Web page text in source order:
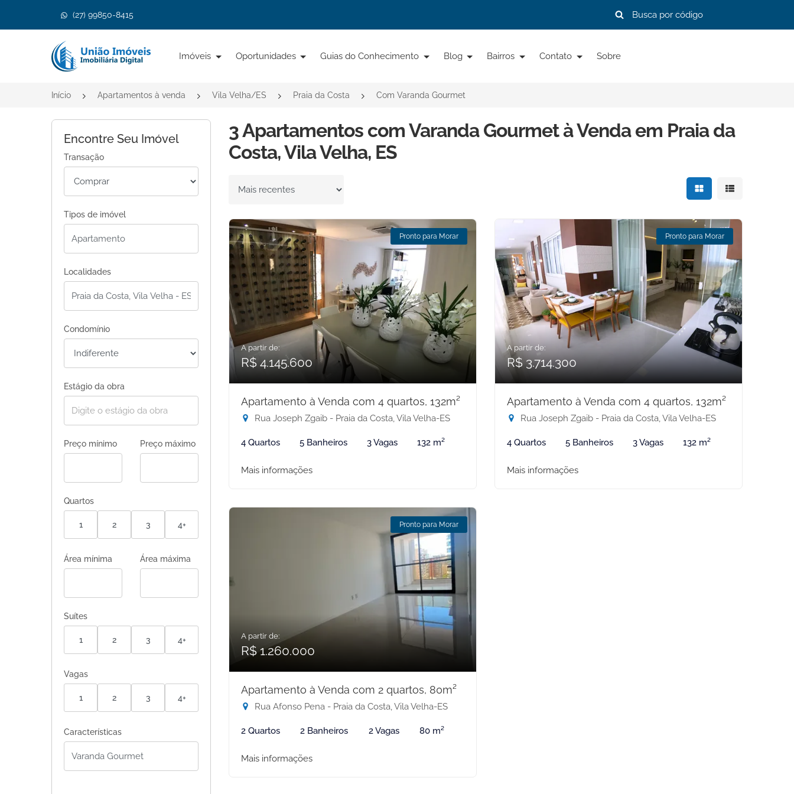
(27) 99850-8415
Página inicial
Imóveis Oportunidades Guias do Conhecimento Blog Bairros Contato Sobre
Início Apartamentos à venda Vila Velha/ES Praia da Costa Com Varanda Gourmet
Encontre Seu Imóvel
Transação
Tipos de imóvel
Localidades
Condomínio
Estágio da obra
Preço mínimo Preço máximo
Quartos
1 2 3 4+
Área mínima Área máxima
Suítes
1 2 3 4+
Vagas
1 2 3 4+
Características
3 Apartamentos com Varanda Gourmet à Venda em Praia da
Costa, Vila Velha, ES
Ordenar por Mostrar resultados
Mostrar
Pronto para Morar
A partir de:
R$ 4.145.600
Apartamento à Venda com 4 quartos, 132m²
Rua Joseph Zgaib - Praia da Costa, Vila Velha-ES
4 Quartos 5 Banheiros 3 Vagas 132 m²
Mais informações
Pronto para Morar
A partir de:
R$ 3.714.300
Apartamento à Venda com 4 quartos, 132m²
Rua Joseph Zgaib - Praia da Costa, Vila Velha-ES
4 Quartos 5 Banheiros 3 Vagas 132 m²
Mais informações
Pronto para Morar
A partir de:
R$ 1.260.000
Apartamento à Venda com 2 quartos, 80m²
Rua Afonso Pena - Praia da Costa, Vila Velha-ES
2 Quartos 2 Banheiros 2 Vagas 80 m²
Mais informações